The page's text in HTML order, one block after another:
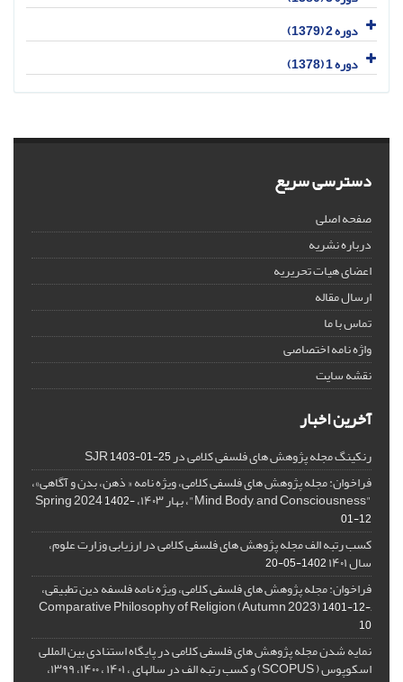
دوره 2 (1379)
دوره 1 (1378)
دسترسی سریع
صفحه اصلی
درباره نشریه
اعضای هیات تحریریه
ارسال مقاله
تماس با ما
واژه نامه اختصاصی
نقشه سایت
آخرین اخبار
رنکینگ مجله پژوهش های فلسفی کلامی در SJR1403-01-25
فراخوان: مجله پژوهش های فلسفی کلامی، ویژه نامه « ذهن، بدن و آگاهی»،
"Mind, Body, and Consciousness"، بهار ۱۴۰۳، Spring 2024
1402-
01-12
کسب رتبه الف مجله پژوهش های فلسفی کلامی در ارزیابی وزارت علوم،
سال ۱۴۰۱ 1402-05-20
فراخوان: مجله پژوهش های فلسفی کلامی، ویژه نامه فلسفه دین تطبیقی،
,Comparative Philosophy of Religion (Autumn 2023)
1401-12-
10
نمایه شدن مجله پژوهش های فلسفی کلامی در پایگاه استنادی بین المللی
اسکوپوس ( SCOPUS) و کسب رتبه الف در سالهای ، ۱۴۰۱ ، ۱۴۰۰، ۱۳۹۹،